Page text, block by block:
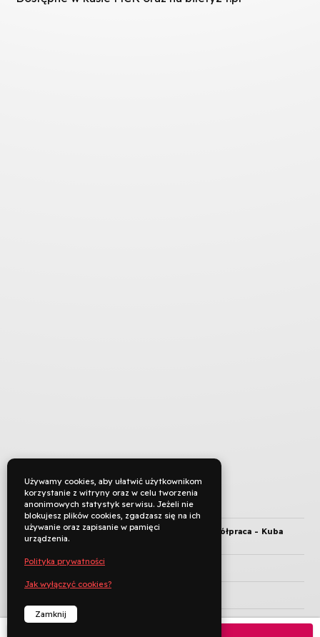
TYTUŁ ORYGINALNY
REŻYSERIA
Sebastian Pańczyk, współpraca - Kuba
KRAJ PRODUKCJI
JĘZYK ORYGINAŁU
Używamy cookies, aby ułatwić użytkownikom
korzystanie z witryny oraz w celu tworzenia
anonimowych statystyk serwisu. Jeżeli nie
blokujesz plików cookies, zgadzasz się na ich
używanie oraz zapisanie w pamięci
urządzenia.
Polityka prywatności
Jak wyłączyć cookies?
Zamknij